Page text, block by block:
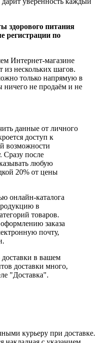
здорового питания
регистрации по
Интернет-магазине
из нескольких шагов.
только напрямую в
не продаём и не
данные от личного
доступ к
возможности
Сразу после
любую
20% от цены
онлайн-каталога
в
товаров.
заказа
почту,
в вашем
доставки много,
"Доставка".
курьеру при доставке.